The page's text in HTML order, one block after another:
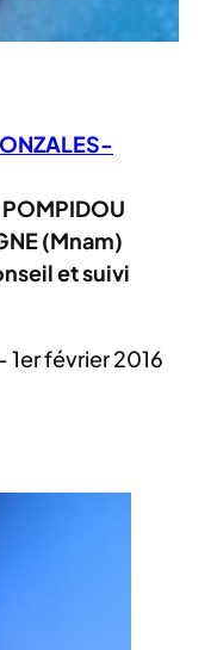
(Mnam)
et suivi
1er février 2016